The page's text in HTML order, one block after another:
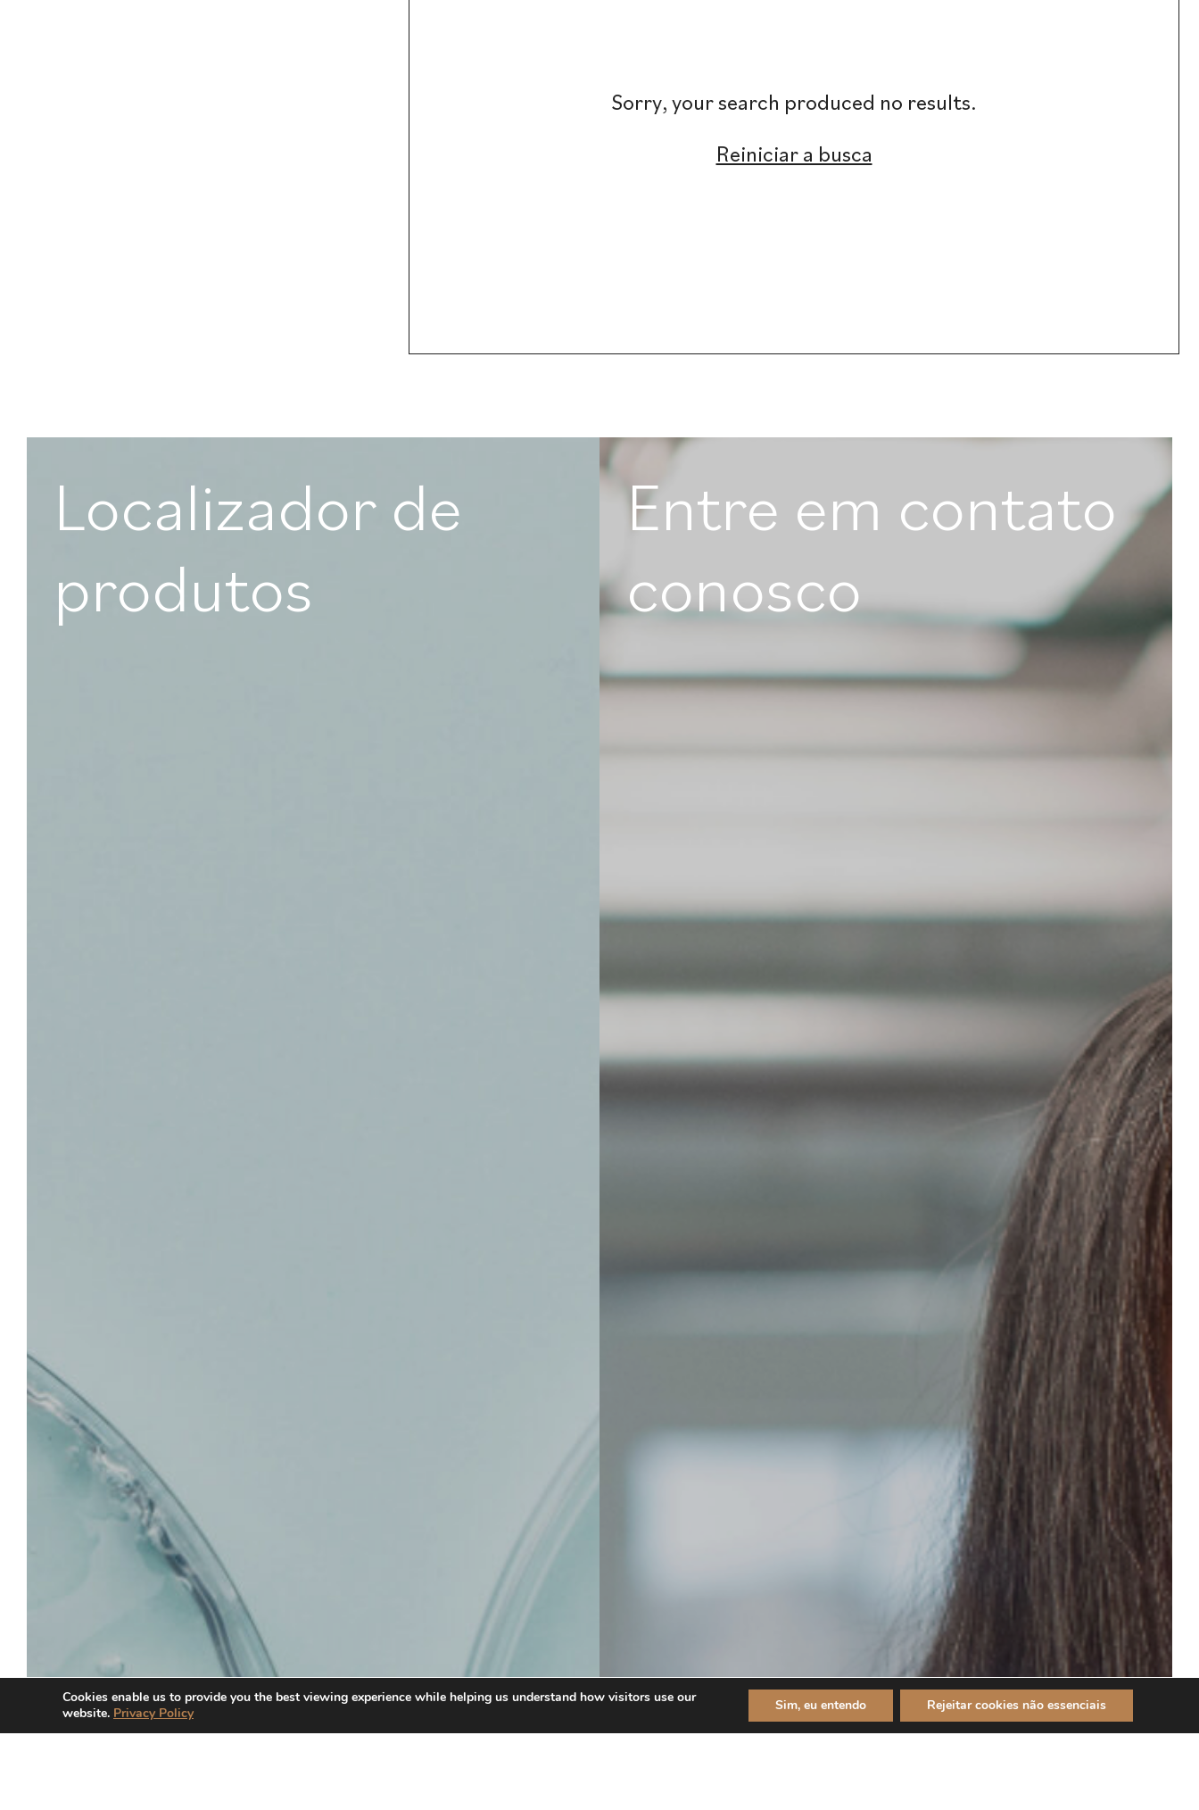
Sorry, your search produced no results.
Reiniciar a busca
Localizador de
produtos
Entre em contato
conosco
Cookies enable us to provide you the best viewing experience while helping us understand how visitors use our
website. Privacy Policy Sim, eu entendo Rejeitar cookies não essenciais